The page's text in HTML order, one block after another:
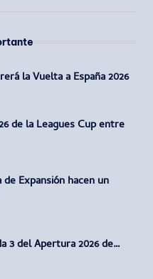
la Vuelta a España 2026
de la Leagues Cup entre
Expansión hacen un
3 del Apertura 2026 de…